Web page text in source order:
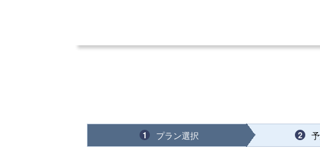
1 プラン選択 2